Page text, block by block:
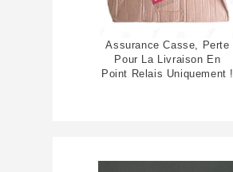
Assurance Casse, Perte
Pour La Livraison En
Point Relais Uniquement !